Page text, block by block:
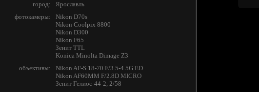
город:
Ярославль
фотокамеры:
Nikon D70s
Nikon Coolpix 8800
Nikon D300
Nikon F65
Зенит TTL
Konica Minolta Dimage Z3
объективы:
Nikon AF-S 18-70 F/3.5-4.5G ED
Nikon AF60MM F/2.8D MICRO
Зенит Гелиос-44-2, 2/58